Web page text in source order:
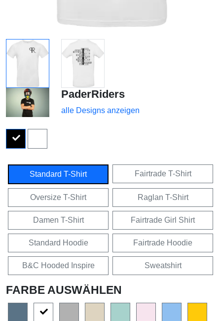
PaderRiders
alle Designs anzeigen
Standard T-Shirt Fairtrade T-Shirt
Oversize T-Shirt Raglan T-Shirt
Damen T-Shirt Fairtrade Girl Shirt
Standard Hoodie Fairtrade Hoodie
B&C Hooded Inspire Sweatshirt
FARBE AUSWÄHLEN